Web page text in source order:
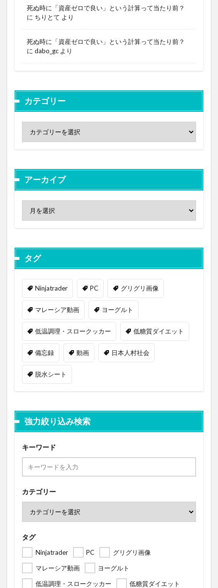
死ぬ時に「資産ゼロで良い」という計算って当たり前？
に ちりとて より
死ぬ時に「資産ゼロで良い」という計算って当たり前？
に dabo_gc より
カテゴリー
アーカイブ
タグ
Ninjatrader PC グリグリ画像
マレーシア動画 ヨーグルト
低温調理・スロークッカー 低糖質ダイエット
備忘録 動画 日本人村社会
脱水シート
強力絞り込み検索
キーワード
カテゴリー
タグ
Ninjatrader PC
グリグリ画像
マレーシア動画
ヨーグルト
低温調理・スロークッカー
低糖質ダイエット